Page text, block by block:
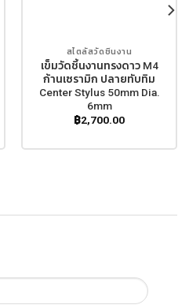
สไตลัสวัดชิ้นงาน
เข็มวัดชิ้นงานทรงดาว M4
ก้านเซรามิก ปลายทับทิม
Center Stylus 50mm Dia.
6mm
฿2,700.00